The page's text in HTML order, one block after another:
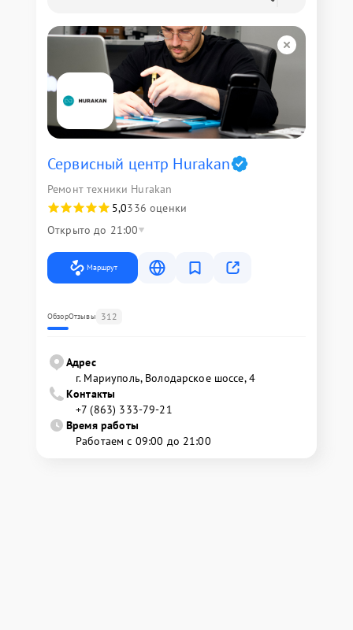
Сервисный центр Hurakan
Ремонт техники Hurakan
5,0336 оценки
Открыто до 21:00
Маршрут
ОбзорОтзывы 312
Адрес
г. Мариуполь, Володарское шоссе, 4
Контакты
+7 (863) 333-79-21
Время работы
Работаем с 09:00 до 21:00